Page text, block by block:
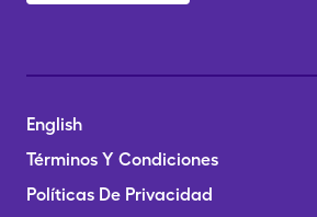
English
Términos Y Condiciones
Políticas De Privacidad